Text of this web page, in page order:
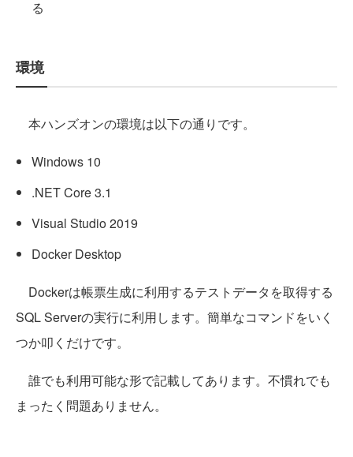
る
環境
本ハンズオンの環境は以下の通りです。
Windows 10
.NET Core 3.1
Visual Studio 2019
Docker Desktop
Dockerは帳票生成に利用するテストデータを取得する
SQL Serverの実行に利用します。簡単なコマンドをいく
つか叩くだけです。
誰でも利用可能な形で記載してあります。不慣れでも
まったく問題ありません。